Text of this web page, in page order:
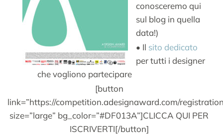
conosceremo qui
sul blog in quella
data!)
• Il sito dedicato
per tutti i designer
che vogliono partecipare
[button
link=”https://competition.adesignaward.com/
size=”large” bg_color=”#DF013A”]CLICCA QUI PER
ISCRIVERTI[/button]